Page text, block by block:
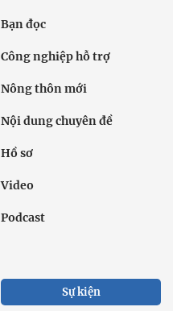
Bạn đọc
Công nghiệp hỗ trợ
Nông thôn mới
Nội dung chuyên đề
Hồ sơ
Video
Podcast
Sự kiện